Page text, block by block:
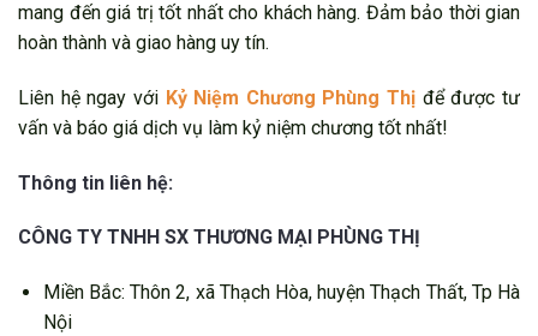
mang đến giá trị tốt nhất cho khách hàng. Đảm bảo thời gian
hoàn thành và giao hàng uy tín.
Liên hệ ngay với Kỷ Niệm Chương Phùng Thị để được tư
vấn và báo giá dịch vụ làm kỷ niệm chương tốt nhất!
Thông tin liên hệ:
CÔNG TY TNHH SX THƯƠNG MẠI PHÙNG THỊ
Miền Bắc: Thôn 2, xã Thạch Hòa, huyện Thạch Thất, Tp Hà
Nội